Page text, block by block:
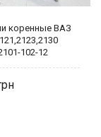
коренные ВАЗ
102-12